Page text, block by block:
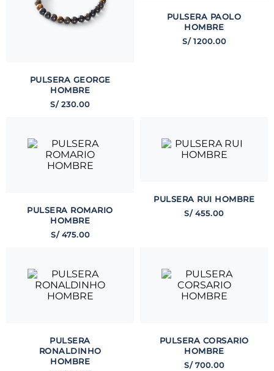
PULSERA GEORGE
HOMBRE
S/ 230.00
PULSERA PAOLO
HOMBRE
S/ 1200.00
PULSERA ROMARIO
HOMBRE
S/ 475.00
PULSERA RUI HOMBRE
S/ 455.00
PULSERA
RONALDINHO
HOMBRE
PULSERA CORSARIO
HOMBRE
S/ 700.00
Pulsera Hombre